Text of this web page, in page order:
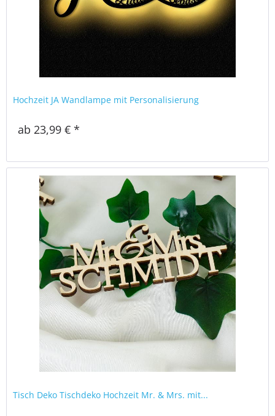
Hochzeit JA Wandlampe mit Personalisierung
ab 23,99 € *
Tisch Deko Tischdeko Hochzeit Mr. & Mrs. mit...